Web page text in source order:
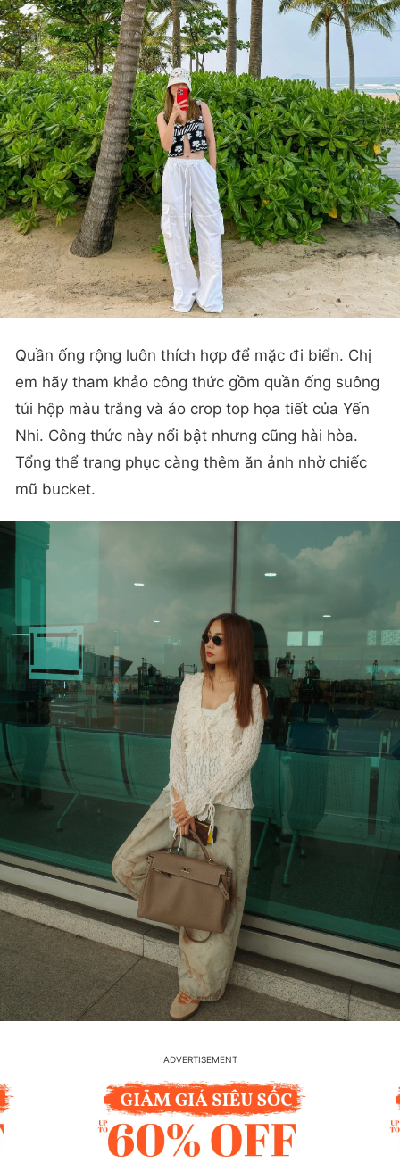
Quần ống rộng luôn thích hợp để mặc đi biển. Chị
em hãy tham khảo công thức gồm quần ống suông
túi hộp màu trắng và áo crop top họa tiết của Yến
Nhi. Công thức này nổi bật nhưng cũng hài hòa.
Tổng thể trang phục càng thêm ăn ảnh nhờ chiếc
mũ bucket.